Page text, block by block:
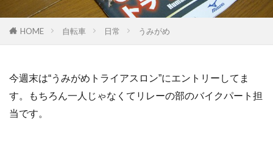
HOME 自転車 日常 うみがめ
今週末は“うみがめトライアスロン”にエントリーしてま
す。もちろん一人じゃなくてリレーの部のバイクパート担
当です。